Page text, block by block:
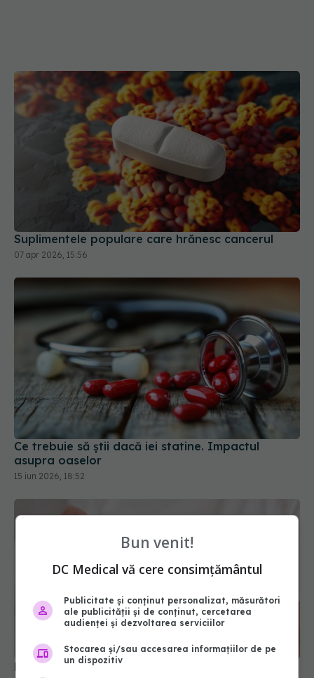
Suplimentele populare care hrănesc cancerul
07 apr 2026, 15:56
Ce trebuie să știi dacă iei statine. Impactul
asupra oaselor
15 iun 2026, 18:52
Persoanele peste 65 de ani care iau multe
Bun venit!
DC Medical vă cere consimțământul
Publicitate și conținut personalizat, măsurători
ale publicității și de conținut, cercetarea
audienței și dezvoltarea serviciilor
Stocarea și/sau accesarea informațiilor de pe
un dispozitiv